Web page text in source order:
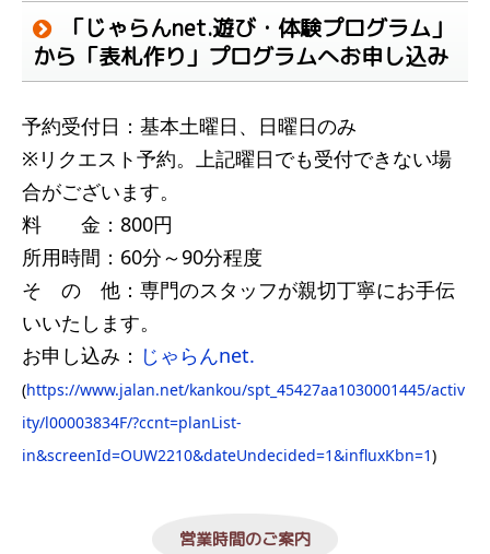
「じゃらんnet.遊び・体験プログラム」
から「表札作り」プログラムへお申し込み
予約受付日：基本土曜日、日曜日のみ
※リクエスト予約。上記曜日でも受付できない場
合がございます。
料 金：800円
所用時間：60分～90分程度
そ の 他：専門のスタッフが親切丁寧にお手伝
いいたします。
お申し込み： じゃらんnet.
(https://www.jalan.net/kankou/spt_45427aa1030001445/activ
ity/l00003834F/?ccnt=planList-
in&screenId=OUW2210&dateUndecided=1&influxKbn=1)
営業時間のご案内